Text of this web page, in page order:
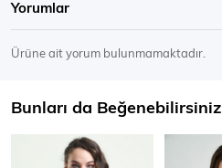
Yorumlar
Ürüne ait yorum bulunmamaktadır.
Bunları da Beğenebilirsiniz